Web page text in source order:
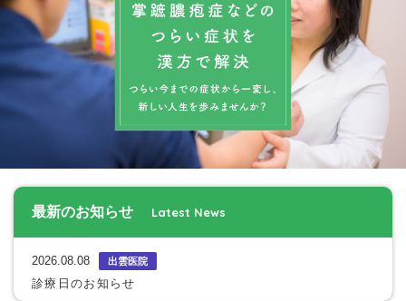
最新のお知らせ Latest News
2026.08.08 出雲医院
診療日のお知らせ